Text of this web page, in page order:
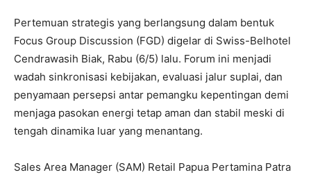
Pertemuan strategis yang berlangsung dalam bentuk
Focus Group Discussion (FGD) digelar di Swiss-Belhotel
Cendrawasih Biak, Rabu (6/5) lalu. Forum ini menjadi
wadah sinkronisasi kebijakan, evaluasi jalur suplai, dan
penyamaan persepsi antar pemangku kepentingan demi
menjaga pasokan energi tetap aman dan stabil meski di
tengah dinamika luar yang menantang.
Sales Area Manager (SAM) Retail Papua Pertamina Patra